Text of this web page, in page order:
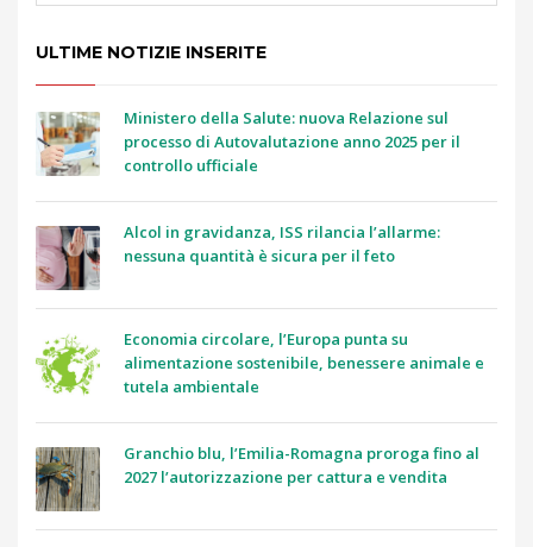
ULTIME NOTIZIE INSERITE
Ministero della Salute: nuova Relazione sul
processo di Autovalutazione anno 2025 per il
controllo ufficiale
Alcol in gravidanza, ISS rilancia l’allarme:
nessuna quantità è sicura per il feto
Economia circolare, l’Europa punta su
alimentazione sostenibile, benessere animale e
tutela ambientale
Granchio blu, l’Emilia-Romagna proroga fino al
2027 l’autorizzazione per cattura e vendita